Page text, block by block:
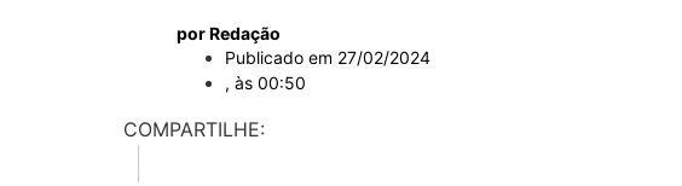
por Redação
Publicado em 27/02/2024
, às 00:50
COMPARTILHE: